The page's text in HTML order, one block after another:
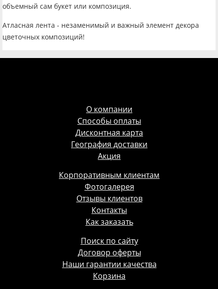
объемный сам букет или композиция.
Атласная лента - незаменимый и важный элемент декора
цветочных композиций!
О компании
Способы оплаты
Дисконтная карта
География доставки
Акция
Корпоративным клиентам
Фотогалерея
Отзывы клиентов
Контакты
Как заказать
Поиск по сайту
Договор оферты
Наши гарантии качества
Корзина